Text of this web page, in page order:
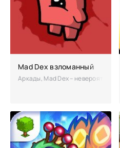
Mad Dex взломанный
Аркады, Mad Dex – невероятная